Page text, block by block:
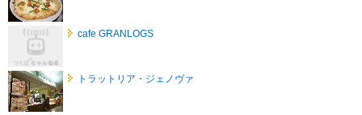
cafe GRANLOGS
トラットリア・ジェノヴァ